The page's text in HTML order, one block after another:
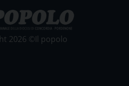
2026 ©Il popolo